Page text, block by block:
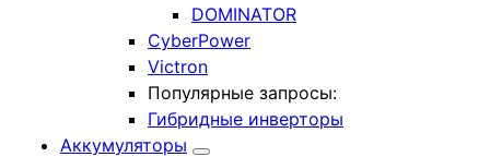
DOMINATOR
CyberPower
Victron
Популярные запросы:
Гибридные инверторы
Аккумуляторы